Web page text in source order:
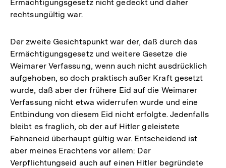
Ermächtigungsgesetz nicht gedeckt und daher
rechtsungültig war.
Der zweite Gesichtspunkt war der, daß durch das
Ermächtigungsgesetz und weitere Gesetze die
Weimarer Verfassung, wenn auch nicht ausdrücklich
aufgehoben, so doch praktisch außer Kraft gesetzt
wurde, daß aber der frühere Eid auf die Weimarer
Verfassung nicht etwa widerrufen wurde und eine
Entbindung von diesem Eid nicht erfolgte. Jedenfalls
bleibt es fraglich, ob der auf Hitler geleistete
Fahneneid überhaupt gültig war. Entscheidend ist
aber meines Erachtens vor allem: Der
Verpflichtungseid auch auf einen Hitler begründete